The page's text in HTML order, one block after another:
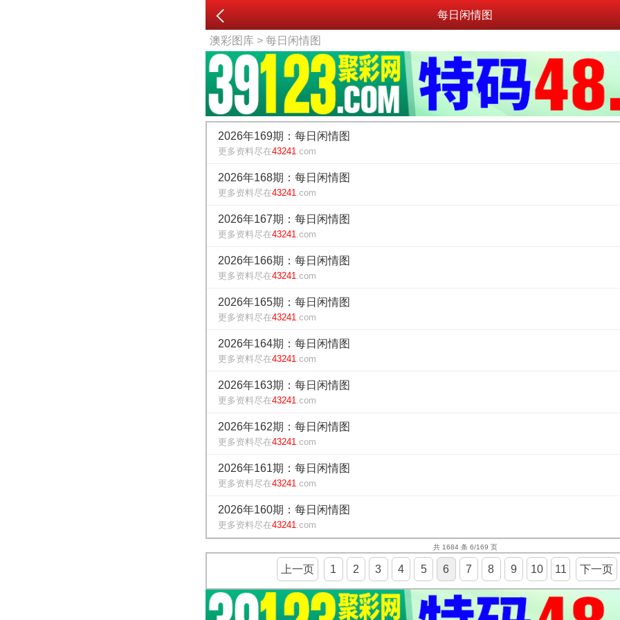
每日闲情图
澳彩图库 > 每日闲情图
2026年169期：每日闲情图
更多资料尽在43241.com
2026年168期：每日闲情图
更多资料尽在43241.com
2026年167期：每日闲情图
更多资料尽在43241.com
2026年166期：每日闲情图
更多资料尽在43241.com
2026年165期：每日闲情图
更多资料尽在43241.com
2026年164期：每日闲情图
更多资料尽在43241.com
2026年163期：每日闲情图
更多资料尽在43241.com
2026年162期：每日闲情图
更多资料尽在43241.com
2026年161期：每日闲情图
更多资料尽在43241.com
2026年160期：每日闲情图
更多资料尽在43241.com
共 1684 条 6/169 页
上一页 1 2 3 4 5 6 7 8 9 10 11 下一页